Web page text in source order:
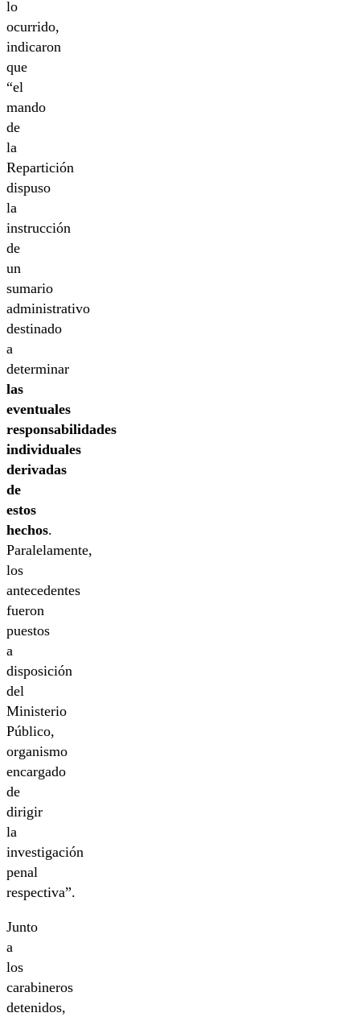
lo
ocurrido,
indicaron
que
“el
mando
de
la
Repartición
dispuso
la
instrucción
de
un
sumario
administrativo
destinado
a
determinar
las
eventuales
responsabilidades
individuales
derivadas
de
estos
hechos.
Paralelamente,
los
antecedentes
fueron
puestos
a
disposición
del
Ministerio
Público,
organismo
encargado
de
dirigir
la
investigación
penal
respectiva”.
Junto
a
los
carabineros
detenidos,